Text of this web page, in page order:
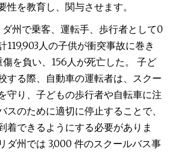
性を教育し、関与させます。
州で乗客、運転手、歩行者として0
119,903人の子供が衝突事故に巻き
を負い、156人が死亡した。 子ど
する際、自動車の運転者は、スクー
守り、子どもの歩行者や自転車に注
スのために適切に停止することで、
着できるようにする必要がありま
ダ州では 3,000 件のスクールバス事